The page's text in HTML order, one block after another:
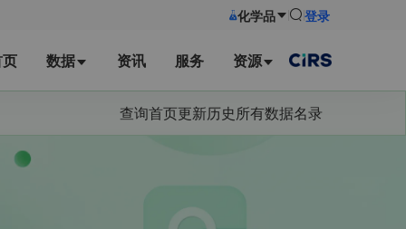
化学品 登录
数据 资讯 服务 资源
查询首页更新历史所有数据名录